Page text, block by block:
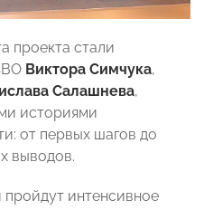
проекта стали
Виктора Симчука,
Салашнева,
историями
от первых шагов до
выводов.
пройдут интенсивное